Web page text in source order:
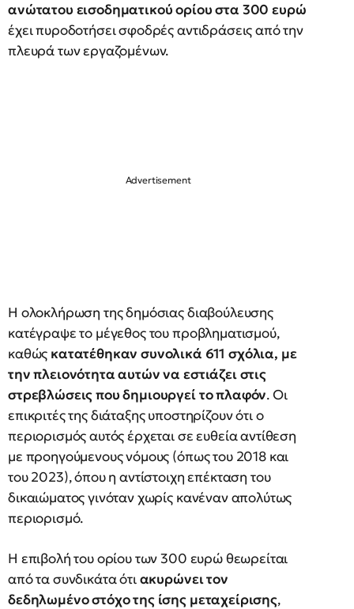
ανώτατου εισοδηματικού ορίου στα 300 ευρώ
έχει πυροδοτήσει σφοδρές αντιδράσεις από την
πλευρά των εργαζομένων.
Η ολοκλήρωση της δημόσιας διαβούλευσης
κατέγραψε το μέγεθος του προβληματισμού,
καθώς κατατέθηκαν συνολικά 611 σχόλια, με
την πλειονότητα αυτών να εστιάζει στις
στρεβλώσεις που δημιουργεί το πλαφόν. Οι
επικριτές της διάταξης υποστηρίζουν ότι ο
περιορισμός αυτός έρχεται σε ευθεία αντίθεση
με προηγούμενους νόμους (όπως του 2018 και
του 2023), όπου η αντίστοιχη επέκταση του
δικαιώματος γινόταν χωρίς κανέναν απολύτως
περιορισμό.
Η επιβολή του ορίου των 300 ευρώ θεωρείται
από τα συνδικάτα ότιακυρώνει τον
δεδηλωμένο στόχο της ίσης μεταχείρισης,